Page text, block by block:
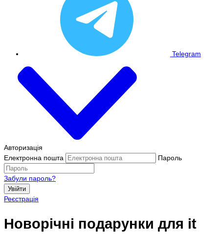
Telegram
Авторизація
Електронна пошта
Пароль
Забули пароль?
Увійти
Реєстрація
Новорічні подарунки для it